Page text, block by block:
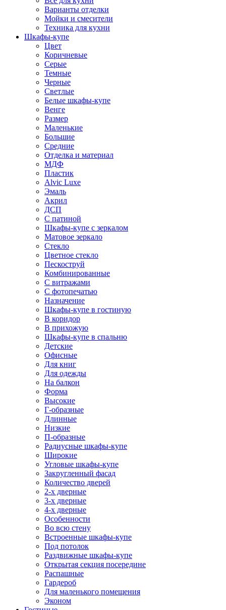
Варианты отделки
Мойки и смесители
Техника для кухни
Шкафы-купе
Цвет
Коричневые
Серые
Темные
Черные
Светлые
Белые шкафы-купе
Венге
Размер
Маленькие
Большие
Средние
Отделка и материал
МДФ
Пластик
Alvic Luxe
Эмаль
Акрил
ДСП
С патиной
Шкафы-купе с зеркалом
Матовое зеркало
Стекло
Цветное стекло
Пескоструй
Комбинированные
С витражами
С фотопечатью
Назначение
Шкафы-купе в гостиную
В коридор
В прихожую
Шкафы-купе в спальню
Детские
Офисные
Для книг
Для одежды
На балкон
Форма
Высокие
Г-образные
Длинные
Низкие
П-образные
Радиусные шкафы-купе
Широкие
Угловые шкафы-купе
Закругленный фасад
Количество дверей
2-х дверные
3-х дверные
4-х дверные
Особенности
Во всю стену
Встроенные шкафы-купе
Под потолок
Раздвижные шкафы-купе
Открытая секция посередине
Распашные
Гардероб
Для маленького помещения
Эконом